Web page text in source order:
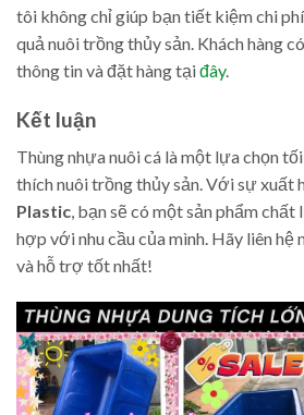
tôi không chỉ giúp bạn tiết kiệm chi
quả nuôi trồng thủy sản. Khách hàng
thông tin và đặt hàng tạiđây.
Kết luận
Thùng nhựa nuôi cá là một lựa chọn
thích nuôi trồng thủy sản. Với sự xuất
Plastic, bạn sẽ có một sản phẩm chất
hợp với nhu cầu của mình. Hãy liên
và hỗ trợ tốt nhất!